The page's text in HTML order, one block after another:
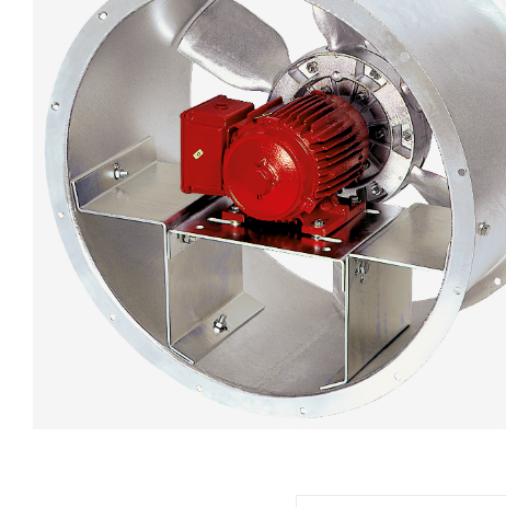
lighting